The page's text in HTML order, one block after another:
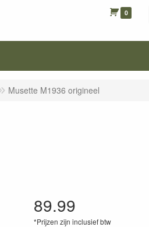
0
Musette M1936 origineel
89.99
*Prijzen zijn inclusief btw